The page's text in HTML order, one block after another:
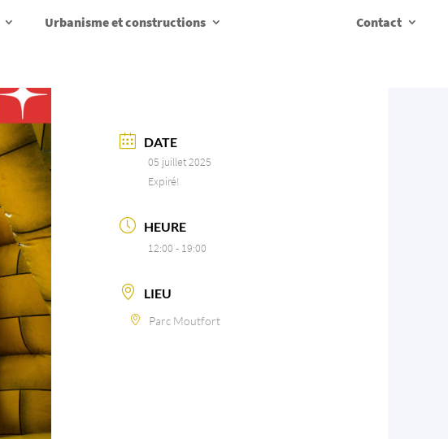
Urbanisme et constructions Contact
DATE
05 juillet 2025
Expiré!
HEURE
12:00 - 19:00
LIEU
Parc Moutfort